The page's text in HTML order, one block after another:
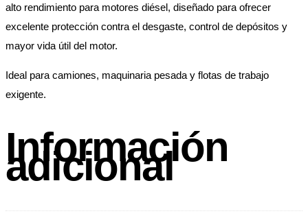
alto rendimiento para motores diésel, diseñado para ofrecer
excelente protección contra el desgaste, control de depósitos y
mayor vida útil del motor.
Ideal para camiones, maquinaria pesada y flotas de trabajo
exigente.
Información
adicional